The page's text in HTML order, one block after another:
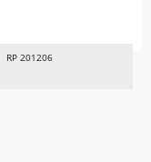
RP 201206